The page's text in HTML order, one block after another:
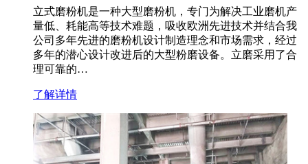
立式磨粉机是一种大型磨粉机，专门为解决工业磨机产
量低、耗能高等技术难题，吸收欧洲先进技术并结合我
公司多年先进的磨粉机设计制造理念和市场需求，经过
多年的潜心设计改进后的大型粉磨设备。立磨采用了合
理可靠的…
了解详情